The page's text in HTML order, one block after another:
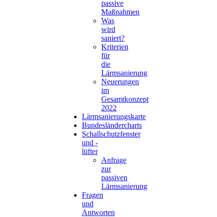
passive
Maßnahmen
Was
wird
saniert?
Kriterien
für
die
Lärmsanierung
Neuerungen
im
Gesamtkonzept
2022
Lärmsanierungskarte
Bundesländercharts
Schallschutzfenster
und -
lüfter
Anfrage
zur
passiven
Lärmsanierung
Fragen
und
Antworten